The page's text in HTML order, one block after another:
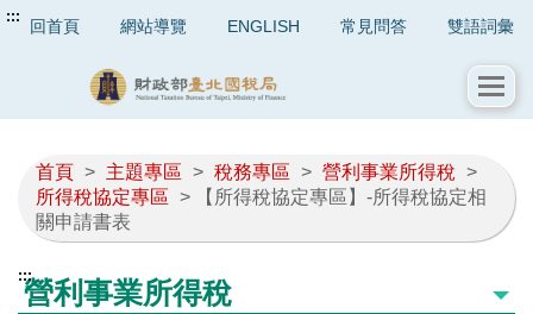
::: 回首頁 網站導覽 ENGLISH 常見問答 雙語詞彙
首頁 > 主題專區 > 稅務專區 > 營利事業所得稅 >
所得稅協定專區 > 【所得稅協定專區】-所得稅協定相
關申請書表
:::營利事業所得稅